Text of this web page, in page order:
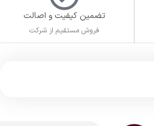
تضمین کیفیت و اصالت
فروش مستقیم از شرکت